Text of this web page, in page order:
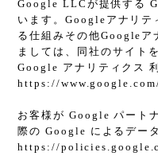
Google LLCが提供する
います。Googleアナリテ
る仕組みその他Googleア
ましては、同社のサイト
Google アナリティクス
https://
お客様が Google パート
際の Google によるデー
https://